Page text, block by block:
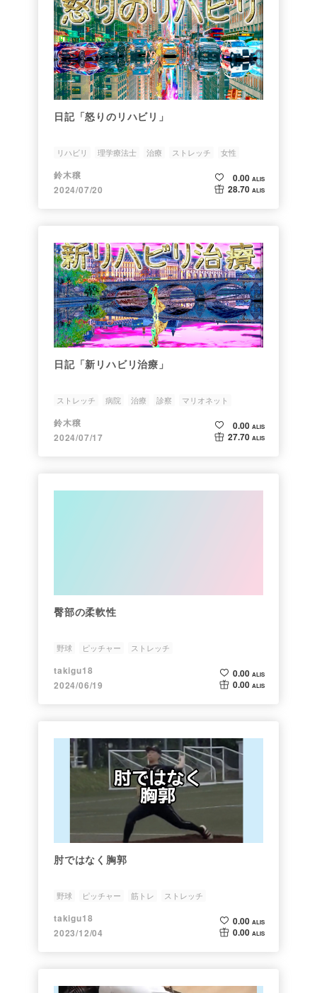
日記「怒りのリハビリ」
リハビリ 理学療法士 治療 ストレッチ 女性
鈴木穣
2024/07/20
0.00 ALIS
28.70 ALIS
日記「新リハビリ治療」
ストレッチ 病院 治療 診察 マリオネット
鈴木穣
2024/07/17
0.00 ALIS
27.70 ALIS
臀部の柔軟性
野球 ピッチャー ストレッチ
takigu18
2024/06/19
0.00 ALIS
0.00 ALIS
肘ではなく胸郭
野球 ピッチャー 筋トレ ストレッチ
takigu18
2023/12/04
0.00 ALIS
0.00 ALIS